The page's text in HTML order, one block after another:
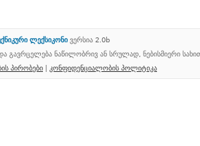
ლექსიკონი ვერსია 2.0b
გავრცელება ნაწილობრივ ან სრულად, ნებისმიერი
პირობები | კონფიდენციალობის პოლიტიკა